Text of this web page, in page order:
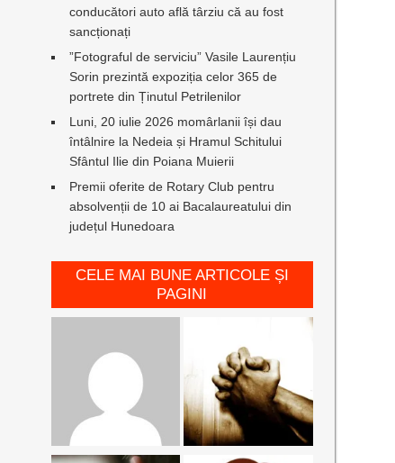
conducători auto află târziu că au fost
sancționați
”Fotograful de serviciu” Vasile Laurențiu
Sorin prezintă expoziția celor 365 de
portrete din Ținutul Petrilenilor
Luni, 20 iulie 2026 momârlanii își dau
întâlnire la Nedeia și Hramul Schitului
Sfântul Ilie din Poiana Muierii
Premii oferite de Rotary Club pentru
absolvenții de 10 ai Bacalaureatului din
județul Hunedoara
CELE MAI BUNE ARTICOLE ȘI
PAGINI